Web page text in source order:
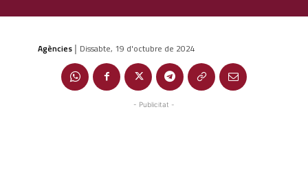
Agències | Dissabte, 19 d'octubre de 2024
- Publicitat -